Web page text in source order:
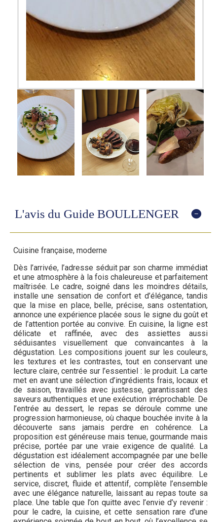
L'avis du Guide BOULLENGER
Cuisine française, moderne
Dès l’arrivée, l’adresse séduit par son charme immédiat
et une atmosphère à la fois chaleureuse et parfaitement
maîtrisée. Le cadre, soigné dans les moindres détails,
installe une sensation de confort et d’élégance, tandis
que la mise en place, belle, précise, sans ostentation,
annonce une expérience placée sous le signe du goût et
de l’attention portée au convive. En cuisine, la ligne est
délicate et raffinée, avec des assiettes aussi
séduisantes visuellement que convaincantes à la
dégustation. Les compositions jouent sur les couleurs,
les textures et les contrastes, tout en conservant une
lecture claire, centrée sur l’essentiel : le produit. La carte
met en avant une sélection d’ingrédients frais, locaux et
de saison, travaillés avec justesse, garantissant des
saveurs authentiques et une exécution irréprochable. De
l’entrée au dessert, le repas se déroule comme une
progression harmonieuse, où chaque bouchée invite à la
découverte sans jamais perdre en cohérence. La
proposition est généreuse mais tenue, gourmande mais
précise, portée par une vraie exigence de qualité. La
dégustation est idéalement accompagnée par une belle
sélection de vins, pensée pour créer des accords
pertinents et sublimer les plats avec équilibre. Le
service, discret, fluide et attentif, complète l’ensemble
avec une élégance naturelle, laissant au repas toute sa
place. Une table que l’on quitte avec l’envie d’y revenir :
pour le cadre, la cuisine, et cette sensation rare d’une